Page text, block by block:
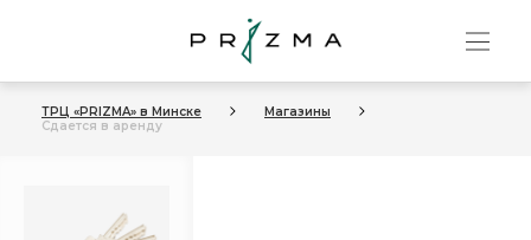
ТРЦ «PRIZMA» в Минске
Магазины
Сдается в аренду